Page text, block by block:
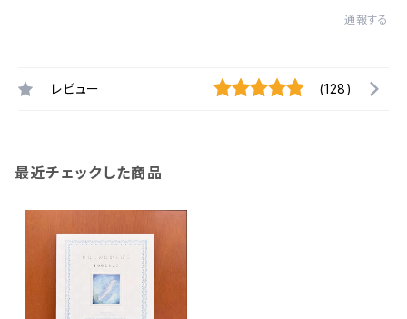
通報する
レビュー (128)
最近チェックした商品